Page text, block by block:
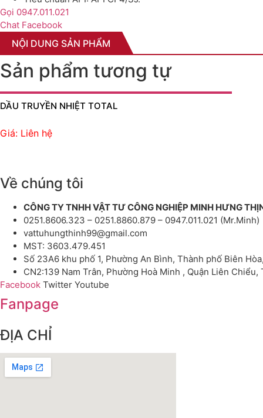
Gọi 0947.011.021
Chat Facebook
NỘI DUNG SẢN PHẨM
Sản phẩm tương tự
DẦU TRUYỀN NHIỆT TOTAL
Giá: Liên hệ
Về chúng tôi
CÔNG TY TNHH VẬT TƯ CÔNG NGHIỆP MINH HƯNG
0251.8606.323 – 0251.8860.879 – 0947.011.021 (Mr.Minh)
vattuhungthinh99@gmail.com
MST: 3603.479.451
Số 23A6 khu phố 1, Phường An Bình, Thành phố Biên
CN2:139 Nam Trân, Phường Hoà Minh , Quận Liên Chiểu,
Facebook Twitter Youtube
Fanpage
ĐỊA CHỈ